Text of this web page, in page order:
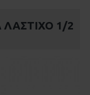
1/2